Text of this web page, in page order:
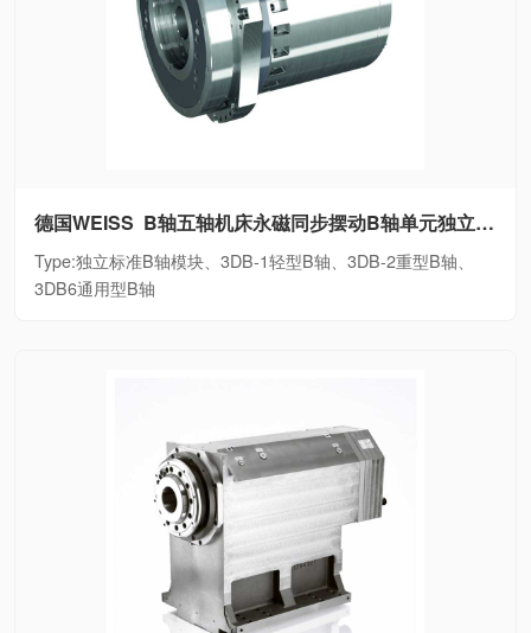
德国WEISS B轴五轴机床永磁同步摆动B轴单元独立标准B轴模块、3DB-1轻型B轴、3DB-2重型B轴、3DB6通用型B轴
Type:独立标准B轴模块、3DB-1轻型B轴、3DB-2重型B轴、
3DB6通用型B轴